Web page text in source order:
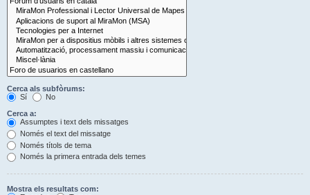
Cerca als subfòrums:
Sí
No
Cerca a:
Assumptes i text dels missatges
Només el text del missatge
Només títols de tema
Només la primera entrada dels temes
Mostra els resultats com: